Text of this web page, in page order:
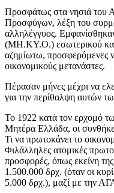
Προσφάτως στα νησιά του
Προσφύγων, λέξη του
αλληλέγγυος.
(ΜΗ.ΚΥ.Ο.) εσωτερικού και
αζημίωτω, προσφερόμενες
οικονομικούς μετανάστες.
Πέρασαν μήνες μέχρι να
για την περίθαλψη αυτών
Το 1922 κατά τον ερχομό
Μητέρα Ελλάδα, οι
Τι να πρωτοκάνει το
Φιλάλληλες ατομικές
προσφορές, όπως εκείνη
1.500.000 δρχ. (όταν οι
5.000 δρχ.), μαζί με την